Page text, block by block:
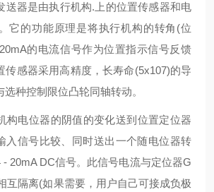
送器是由执行机构.上的位置传感器和电
它的功能原理是将执行机构的转角(位
的电流信号作为位置指示信号反馈
传感器采用高精度，长寿命(5x107)的导
种控制限位凸轮同轴转动。
构电位器的阴值的变化送到位置定位器
入信号比较、同时送出一个随电位器转
20mA DC信号。此信号电流与定位器G
互隔离(如果需要，用户自己可接成负极